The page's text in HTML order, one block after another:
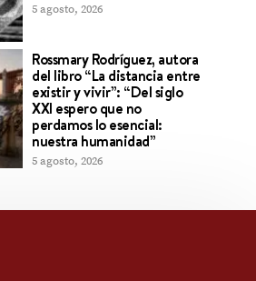
5 agosto, 2026
Rossmary Rodríguez, autora
del libro “La distancia entre
existir y vivir”: “Del siglo
XXI espero que no
perdamos lo esencial:
nuestra humanidad”
5 agosto, 2026